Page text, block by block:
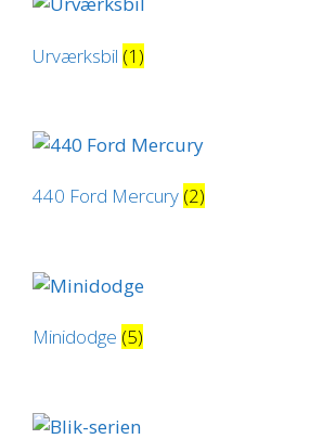
Urværksbil (1)
440 Ford Mercury (2)
Minidodge (5)